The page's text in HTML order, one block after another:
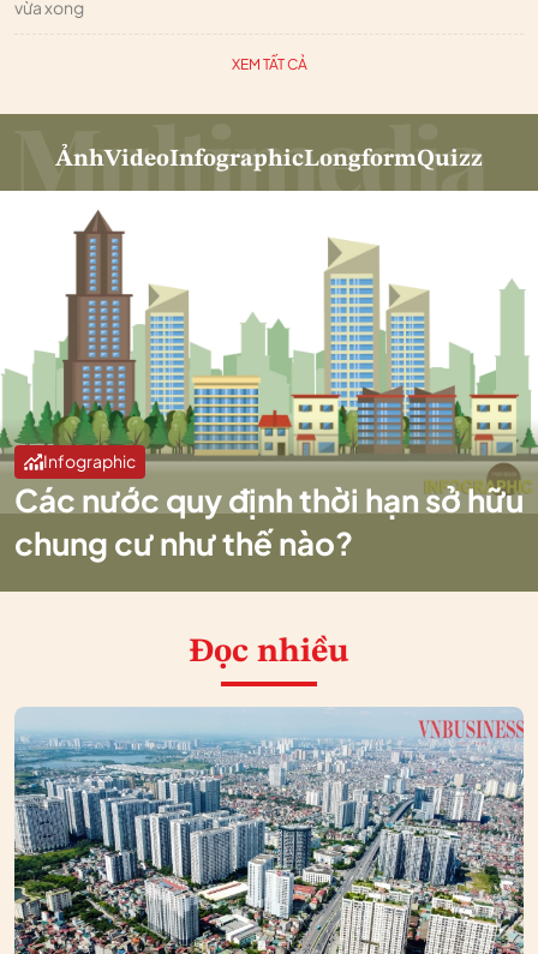
vừa xong
XEM TẤT CẢ
ẢnhVideoInfographicLongformQuizz
Infographic
Các nước quy định thời hạn sở hữu
chung cư như thế nào?
Đọc nhiều